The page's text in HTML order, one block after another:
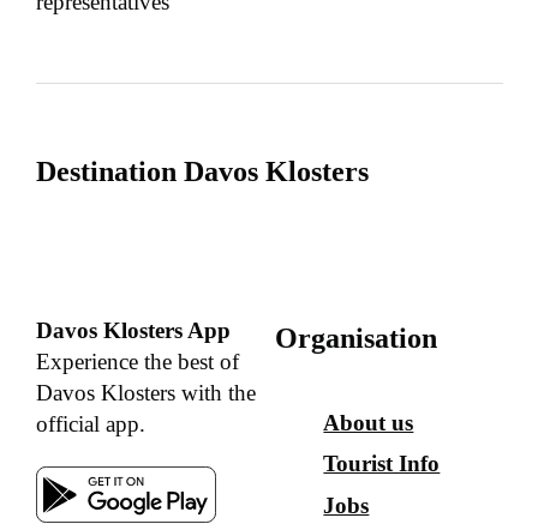
Destination Davos Klosters
Davos Klosters App
Experience the best of
Davos Klosters with the
official app.
Organisation
About us
Tourist Info
Jobs